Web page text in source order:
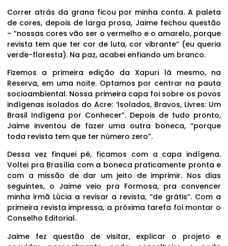
Correr atrás da grana ficou por minha conta. A paleta
de cores, depois de larga prosa, Jaime fechou questão
– “nossas cores vão ser o vermelho e o amarelo, porque
revista tem que ter cor de luta, cor vibrante” (eu queria
verde-floresta). Na paz, acabei enfiando um branco.
Fizemos a primeira edição da Xapuri lá mesmo, na
Reserva, em uma noite. Optamos por centrar na pauta
socioambiental. Nossa primeira capa foi sobre os povos
indígenas isolados do Acre: ‘Isolados, Bravos, Livres: Um
Brasil Indígena por Conhecer”. Depois de tudo pronto,
Jaime inventou de fazer uma outra boneca, “porque
toda revista tem que ter número zero”.
Dessa vez finquei pé, ficamos com a capa indígena.
Voltei pra Brasília com a boneca praticamente pronta e
com a missão de dar um jeito de imprimir. Nos dias
seguintes, o Jaime veio pra Formosa, pra convencer
minha irmã Lúcia a revisar a revista, “de grátis”. Com a
primeira revista impressa, a próxima tarefa foi montar o
Conselho Editorial.
Jaime fez questão de visitar, explicar o projeto e